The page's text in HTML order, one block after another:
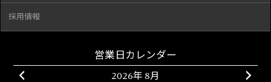
採用情報
営業日カレンダー
2026年 8月